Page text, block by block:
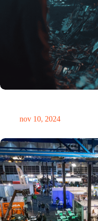
nov 10, 2024